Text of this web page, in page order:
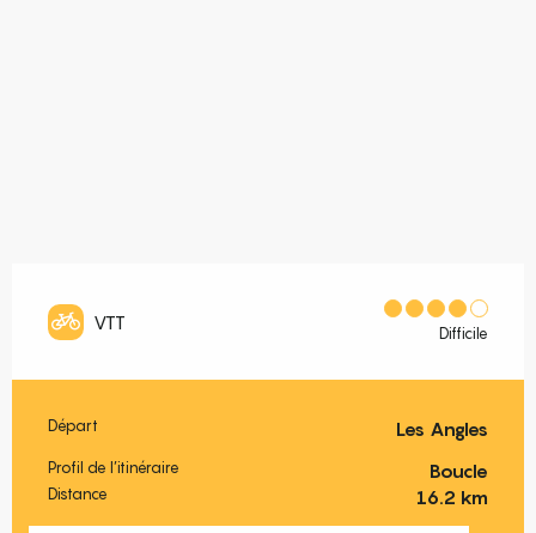
VTT Difficile
Informations pratiques
Départ Les Angles
Profil de l’itinéraire Boucle
Distance 16.2 km